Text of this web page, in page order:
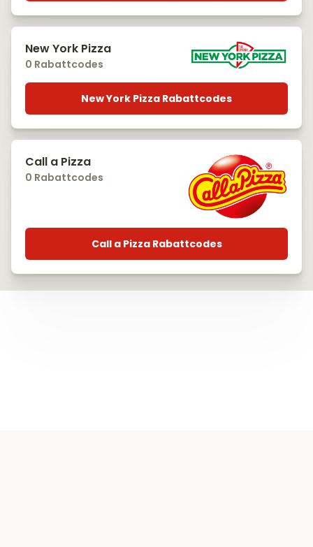
New York Pizza
0 Rabattcodes
New York Pizza Rabattcodes
Call a Pizza
0 Rabattcodes
Call a Pizza Rabattcodes